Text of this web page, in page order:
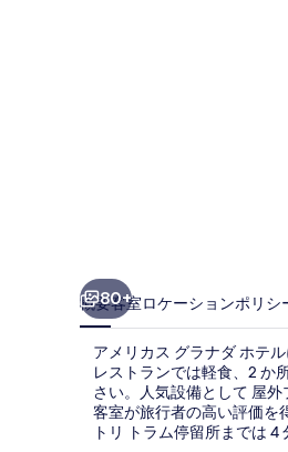
真
ギ
ャ
ラ
リ
80+
概要客室ロケーションポリシ
アメリカス グラナダ ホテ
レストランでは軽食、2 か
さい。人気設備として 屋
客室が旅行者の高い評価を
トリ トラム停留所までは 4